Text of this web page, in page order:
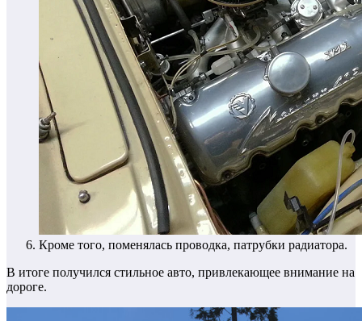
Кроме того, поменялась проводка, патрубки радиатора.
В итоге получился стильное авто, привлекающее внимание на
дороге.